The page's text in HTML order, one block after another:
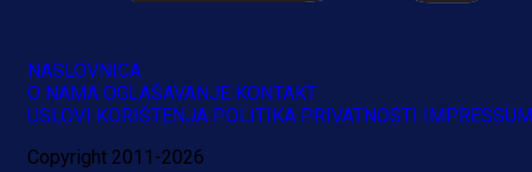
NASLOVNICA
O NAMA OGLAŠAVANJE KONTAKT
USLOVI KORIŠTENJA POLITIKA PRIVATNOSTI IMPRESSUM
Copyright 2011-2026